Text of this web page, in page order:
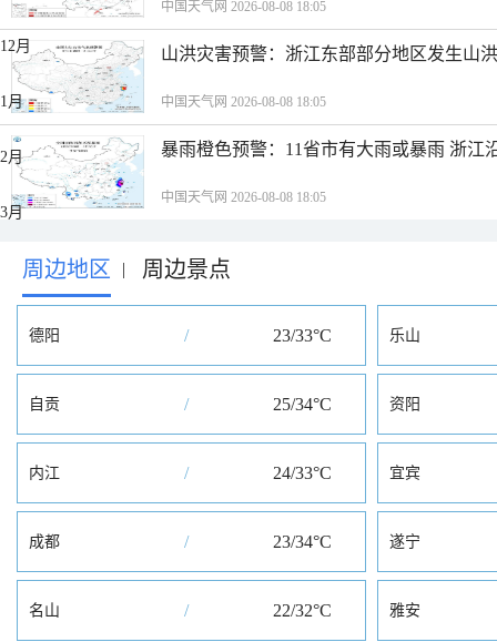
12月
1月
2月
3月
6月
7月
中国天气网 2026-08-08 18:05
山洪灾害预警：浙江东部部分地区发生山
中国天气网 2026-08-08 18:05
暴雨橙色预警：11省市有大雨或暴雨 浙江
中国天气网 2026-08-08 18:05
周边地区 | 周边景点
德阳 / 23/33°C 乐山
自贡 / 25/34°C 资阳
内江 / 24/33°C 宜宾
成都 / 23/34°C 遂宁
名山 / 22/32°C 雅安